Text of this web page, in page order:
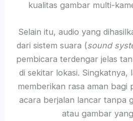
kualitas gambar multi-
Selain itu, audio yang
dari sistem suara (sound
pembicara terdengar jelas
di sekitar lokasi. Singkatnya,
memberikan rasa aman bagi
acara berjalan lancar tanpa
atau gambar